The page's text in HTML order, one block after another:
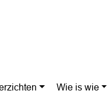
Wie is wie